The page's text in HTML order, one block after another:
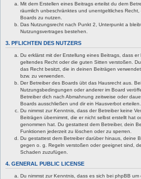
Mit dem Erstellen eines Beitrags erteilst du dem
räumlich unbeschränktes und unentgeltliches
Boards zu nutzen.
Das Nutzungsrecht nach Punkt 2, Unterpunkt a
Nutzungsvertrages bestehen.
3. PFLICHTEN DES NUTZERS
Du erklärst mit der Erstellung eines Beitrags, dass
geltendes Recht oder die guten Sitten verstoßen.
das Recht besitzt, die in deinen Beiträgen
bzw. zu verwenden.
Der Betreiber des Boards übt das Hausrecht aus.
Nutzungsbedingungen oder anderer im Board
Betreiber dich nach Abmahnung zeitweise oder
Boards ausschließen und dir ein Hausverbot erteilen.
Du nimmst zur Kenntnis, dass der Betreiber keine
Beiträgen übernimmt, die er nicht selbst erstellt hat
genommen hat. Du gestattest dem Betreiber, dein
Funktionen jederzeit zu löschen oder zu sperren.
Du gestattest dem Betreiber darüber hinaus, deine
gegen o. g. Regeln verstoßen oder geeignet sind,
Schaden zuzufügen.
4. GENERAL PUBLIC LICENSE
Du nimmst zur Kenntnis, dass es sich bei phpBB um